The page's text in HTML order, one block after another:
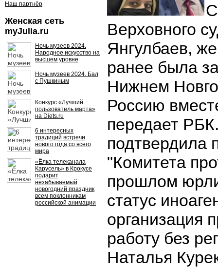
Наш партнёр
Женская сеть
myJulia.ru
Ночь музеев 2024.
Народное искусство на
высшем уровне
Ночь музеев 2024. Бал
с Пушкиным
Конкурс «Лучший
пользователь марта»
на Diets.ru
6 интересных
традиций встречи
нового года со всего
мира
«Ёлка телеканала
Карусель» в Крокусе
подарит
незабываемый
новогодний праздник
всем поклонникам
российской анимации
Верховного
Янгулбаев,
ранее была
Нижнем
Россию
передает
подтвердила
"Комитета
прошлом
статус
организация
работу без
Наталья